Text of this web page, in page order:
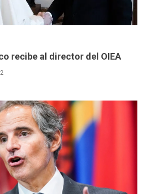
recibe al director del OIEA